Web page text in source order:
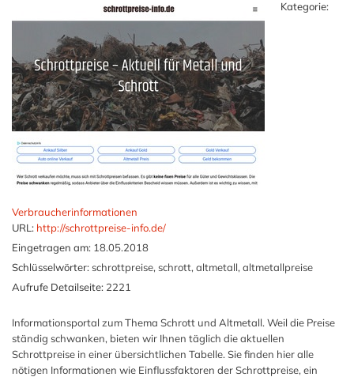
Kategorie:
Verbraucherinformationen
URL: http://schrottpreise-info.de/
Eingetragen am: 18.05.2018
Schlüsselwörter: schrottpreise, schrott, altmetall, altmetallpreise
Aufrufe Detailseite: 2221
Informationsportal zum Thema Schrott und Altmetall. Weil die Preise
ständig schwanken, bieten wir Ihnen täglich die aktuellen
Schrottpreise in einer übersichtlichen Tabelle. Sie finden hier alle
nötigen Informationen wie Einflussfaktoren der Schrottpreise, ein